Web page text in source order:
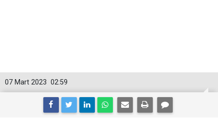
02:59
07 Mart 2023